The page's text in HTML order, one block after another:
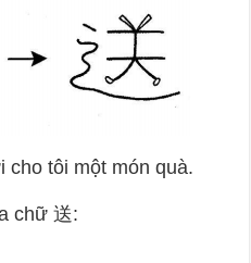
cho tôi một món quà.
chữ送: